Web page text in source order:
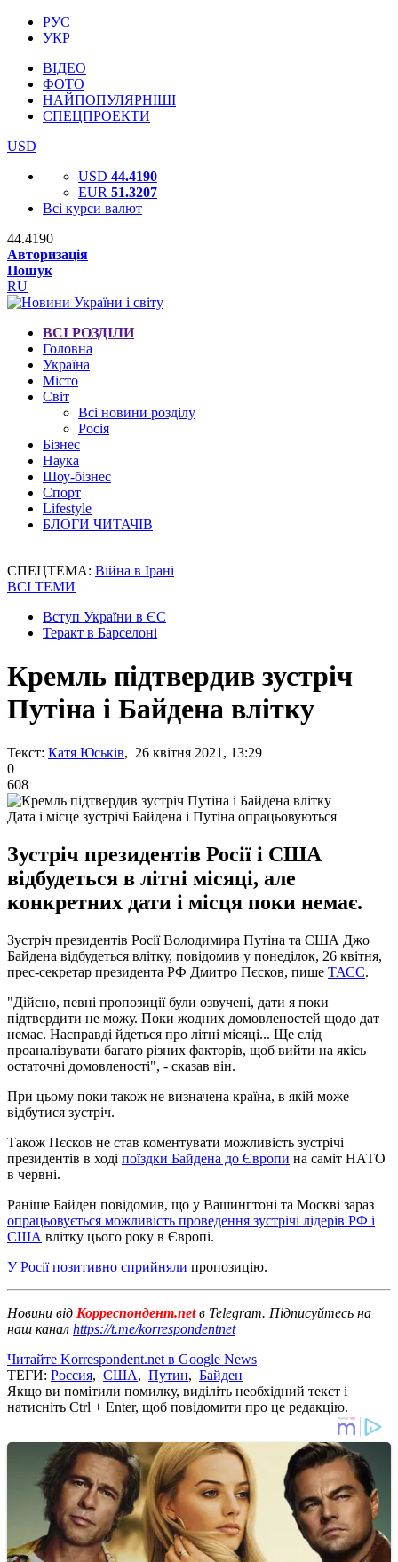
РУС
УКР
ВІДЕО
ФОТО
НАЙПОПУЛЯРНІШІ
СПЕЦПРОЕКТИ
USD
USD 44.4190
EUR 51.3207
Всі курси валют
44.4190
Авторизація
Пошук
RU
ВСІ РОЗДІЛИ
Головна
Україна
Місто
Світ
Всі новини розділу
Росія
Бізнес
Наука
Шоу-бізнес
Спорт
Lifestyle
БЛОГИ ЧИТАЧІВ
СПЕЦТЕМА: Війна в Ірані
ВСІ ТЕМИ
Вступ України в ЄС
Теракт в Барселоні
Кремль підтвердив зустріч
Путіна і Байдена влітку
Текст: Катя Юськів, 26 квітня 2021, 13:29
0
608
Дата і місце зустрічі Байдена і Путіна опрацьовуються
Зустріч президентів Росії і США
відбудеться в літні місяці, але
конкретних дати і місця поки немає.
Зустріч президентів Росії Володимира Путіна та США Джо
Байдена відбудеться влітку, повідомив у понеділок, 26 квітня,
прес-секретар президента РФ Дмитро Пєсков, пише ТАСС.
"Дійсно, певні пропозиції були озвучені, дати я поки
підтвердити не можу. Поки жодних домовленостей щодо дат
немає. Насправді йдеться про літні місяці... Ще слід
проаналізувати багато різних факторів, щоб вийти на якісь
остаточні домовленості", - сказав він.
При цьому поки також не визначена країна, в якій може
відбутися зустріч.
Також Пєсков не став коментувати можливість зустрічі
президентів в ході поїздки Байдена до Європи на саміт НАТО
в червні.
Раніше Байден повідомив, що у Вашингтоні та Москві зараз
опрацьовується можливість проведення зустрічі лідерів РФ і
США влітку цього року в Європі.
У Росії позитивно сприйняли пропозицію.
Новини від Корреспондент.netв Telegram. Підписуйтесь на
наш канал https://t.me/korrespondentnet
Читайте Korrespondent.net в Google News
ТЕГИ: Россия, США, Путин, Байден
Якщо ви помітили помилку, виділіть необхідний текст і
натисніть Ctrl + Enter, щоб повідомити про це редакцію.